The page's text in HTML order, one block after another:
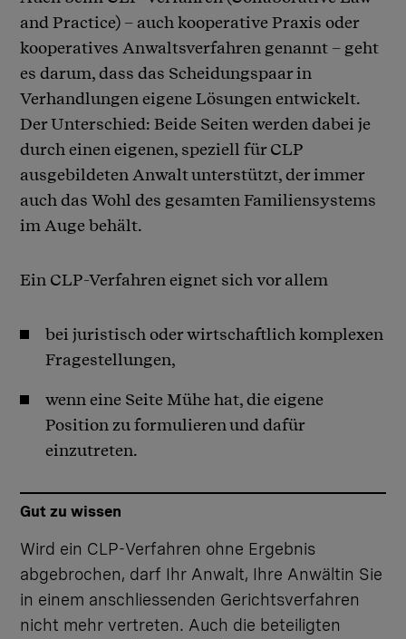
and Practice) – auch kooperative Praxis oder
kooperatives Anwaltsverfahren genannt – geht
es darum, dass das Scheidungspaar in
Verhandlungen eigene Lösungen entwickelt.
Der Unterschied: Beide Seiten werden dabei je
durch einen eigenen, speziell für CLP
ausgebildeten Anwalt unterstützt, der immer
auch das Wohl des gesamten Familiensystems
im Auge behält.
Ein CLP-Verfahren eignet sich vor allem
bei juristisch oder wirtschaftlich komplexen
Fragestellungen,
wenn eine Seite Mühe hat, die eigene
Position zu formulieren und dafür
einzutreten.
Gut zu wissen
Wird ein CLP-Verfahren ohne Ergebnis
abgebrochen, darf Ihr Anwalt, Ihre Anwältin Sie
in einem anschliessenden Gerichtsverfahren
nicht mehr vertreten. Auch die beteiligten